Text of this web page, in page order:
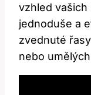
⁣vzhled vašich
jednoduše a
⁤zvednuté
nebo